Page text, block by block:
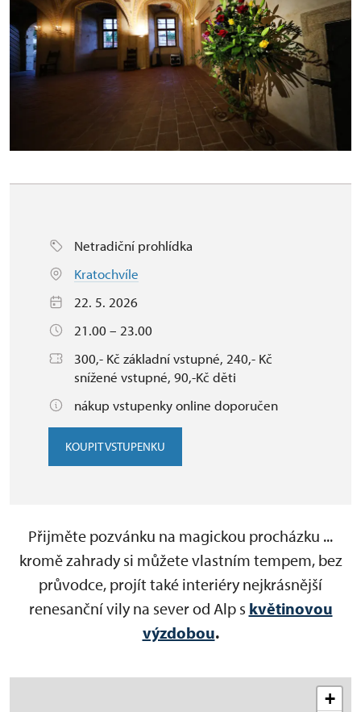
Netradiční prohlídka
Kratochvíle
22. 5. 2026
21.00 – 23.00
300,- Kč základní vstupné, 240,- Kč
snížené vstupné, 90,-Kč děti
nákup vstupenky online doporučen
KOUPIT VSTUPENKU
Přijměte pozvánku na magickou procházku ...
kromě zahrady si můžete vlastním tempem, bez
průvodce, projít také interiéry nejkrásnější
renesanční vily na sever od Alp s květinovou
výzdobou.
+